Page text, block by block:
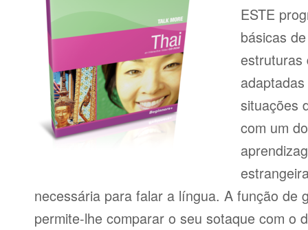
ESTE
básicas
estruturas
situações
com um
necessária para falar a língua. A função de
permite-lhe comparar o seu sotaque com o